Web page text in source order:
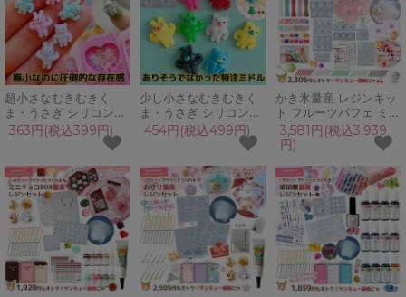
超小さなむきむきく
ま・うさぎ シリコンモ
ールド レジン型 2種セ
ット 筋肉 腹筋 胸筋 ボ
デコパーツ 封入パーツ
UVレジン 手芸 クラフ
ト
363円(税込399円)
少し小さなむきむきく
ま・うさぎ シリコンモ
ールド レジン型 2種セ
ット 筋肉 腹筋 胸筋 ボ
デコパーツ スクイーズ
レジン UVレジン クラ
フト
454円(税込499円)
かき氷量産 レジンキッ
ト フルーツパフェ ミニ
チュア スイーツ キッズ
シリコンモールド カフ
ェグラス 親子で プレゼ
ント 手づくり UVレジ
ン 夏休み 工作 自由研
究
3,581円(税込3,939
円)